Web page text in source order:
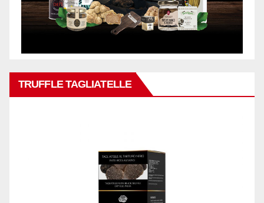
TRUFFLE TAGLIATELLE